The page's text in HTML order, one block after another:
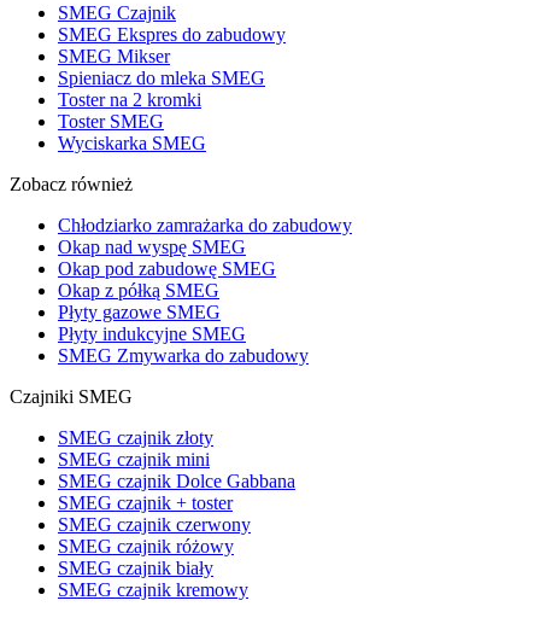
SMEG Czajnik
SMEG Ekspres do zabudowy
SMEG Mikser
Spieniacz do mleka SMEG
Toster na 2 kromki
Toster SMEG
Wyciskarka SMEG
Zobacz również
Chłodziarko zamrażarka do zabudowy
Okap nad wyspę SMEG
Okap pod zabudowę SMEG
Okap z półką SMEG
Płyty gazowe SMEG
Płyty indukcyjne SMEG
SMEG Zmywarka do zabudowy
Czajniki SMEG
SMEG czajnik złoty
SMEG czajnik mini
SMEG czajnik Dolce Gabbana
SMEG czajnik + toster
SMEG czajnik czerwony
SMEG czajnik różowy
SMEG czajnik biały
SMEG czajnik kremowy